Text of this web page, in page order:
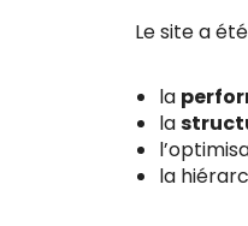
Le site a
la
la
la